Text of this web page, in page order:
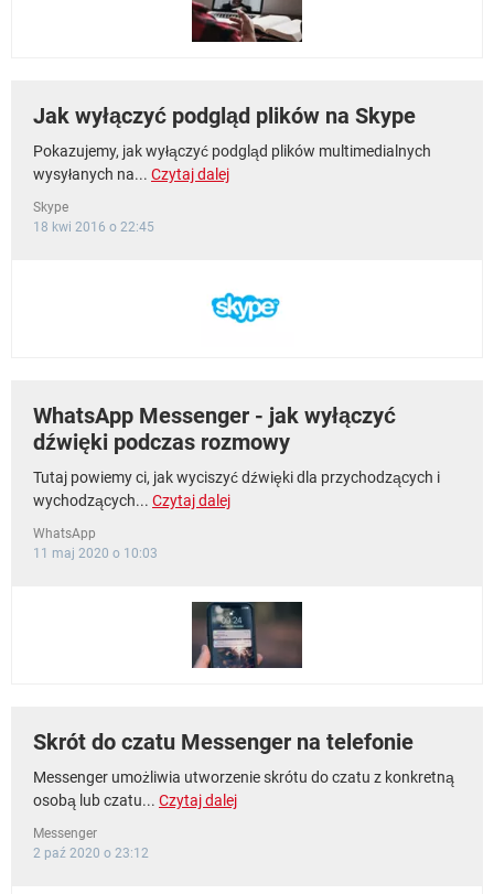
Jak wyłączyć podgląd plików na Skype
Pokazujemy, jak wyłączyć podgląd plików multimedialnych
wysyłanych na... Czytaj dalej
Skype
18 kwi 2016 o 22:45
WhatsApp Messenger - jak wyłączyć
dźwięki podczas rozmowy
Tutaj powiemy ci, jak wyciszyć dźwięki dla przychodzących i
wychodzących... Czytaj dalej
WhatsApp
11 maj 2020 o 10:03
Skrót do czatu Messenger na telefonie
Messenger umożliwia utworzenie skrótu do czatu z konkretną
osobą lub czatu... Czytaj dalej
Messenger
2 paź 2020 o 23:12